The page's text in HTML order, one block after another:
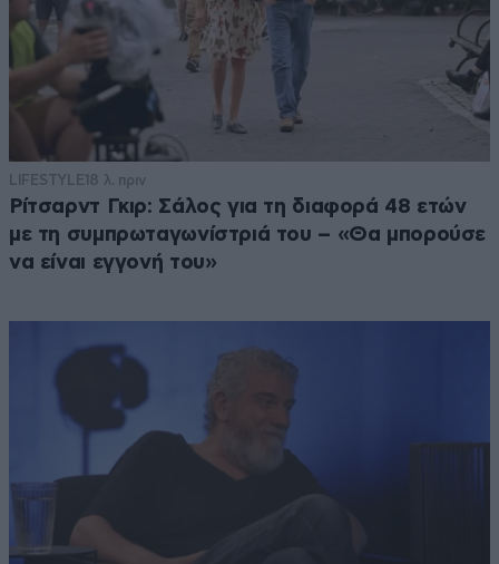
LIFESTYLE18 λ. πριν
Ρίτσαρντ Γκιρ: Σάλος για τη διαφορά 48 ετών
με τη συμπρωταγωνίστριά του – «Θα μπορούσε
να είναι εγγονή του»